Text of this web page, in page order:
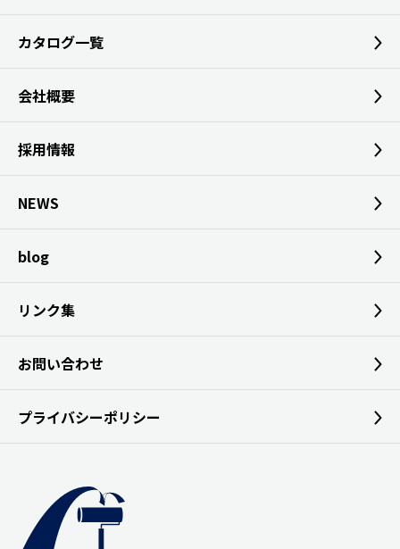
カタログ一覧
会社概要
採用情報
NEWS
blog
リンク集
お問い合わせ
プライバシーポリシー